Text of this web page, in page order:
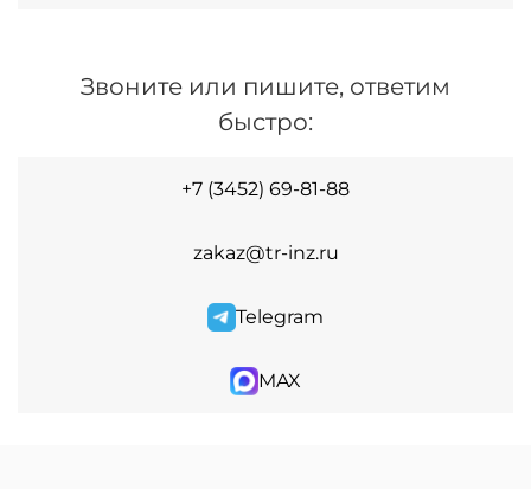
Звоните или пишите, ответим
быстро:
+7 (3452) 69-81-88
zakaz@tr-inz.ru
Telegram
MAX